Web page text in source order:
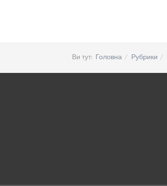
Ви тут: Головна Рубрики